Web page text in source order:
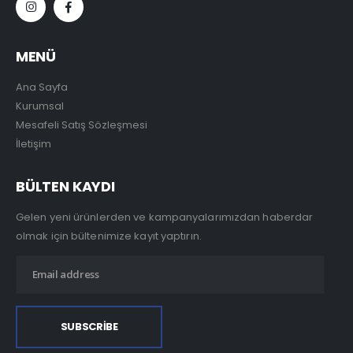
MENÜ
Ana Sayfa
Kurumsal
Mesafeli Satış Sözleşmesi
İletişim
BÜLTEN KAYDI
Gelen yeni ürünlerden ve kampanyalarımızdan haberdar
olmak için bültenimize kayıt yaptırın.